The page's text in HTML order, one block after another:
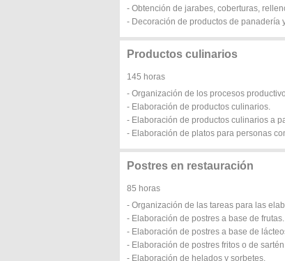
- Obtención de jarabes, coberturas,
- Decoración de productos de panadería
Productos culinarios
145 horas
- Organización de los procesos
- Elaboración de productos culinarios.
- Elaboración de productos culinarios a
- Elaboración de platos para personas
Postres en restauración
85 horas
- Organización de las tareas para las
- Elaboración de postres a base de frutas.
- Elaboración de postres a base de
- Elaboración de postres fritos o de
- Elaboración de helados y sorbetes.